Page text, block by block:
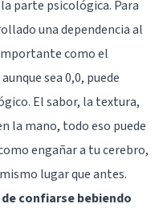
parte psicológica. Para
una dependencia al
como el
sea 0,0, puede
El sabor, la textura,
la mano, todo eso puede
engañar a tu cerebro,
lugar que antes.
confiarse bebiendo